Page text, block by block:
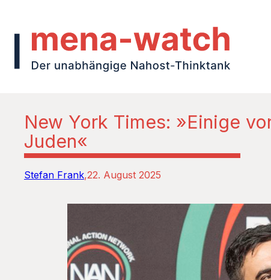
New York Times: »Einige
Juden«
Stefan Frank 22. August 2025